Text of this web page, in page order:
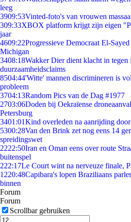
leeg
3909:53Vinted-foto's van vrouwen
309:33XBOX platform krijgt zijn eigen
jaar
4609:22Progressieve Democraat El-
Michigan
3408:18Wakker Dier dient klacht in tegen
duurzaamheidsclaims
8504:44'Witte' mannen discrimineren is
probleem
3704:13Random Pics van de Dag #1977
2703:06Doden bij Oekraïense
Petersburg
3401:01Kind overleden na aanrijding
5300:28Van den Brink zet nog eens 14
spreidingswet
2222:50Iran en Oman eens over route
buitenspel
222:17Le Court wint na nerveuze finale,
1220:48Capibara's lopen Braziliaans
binnen
Forum
Forum
Scrollbar gebruiken